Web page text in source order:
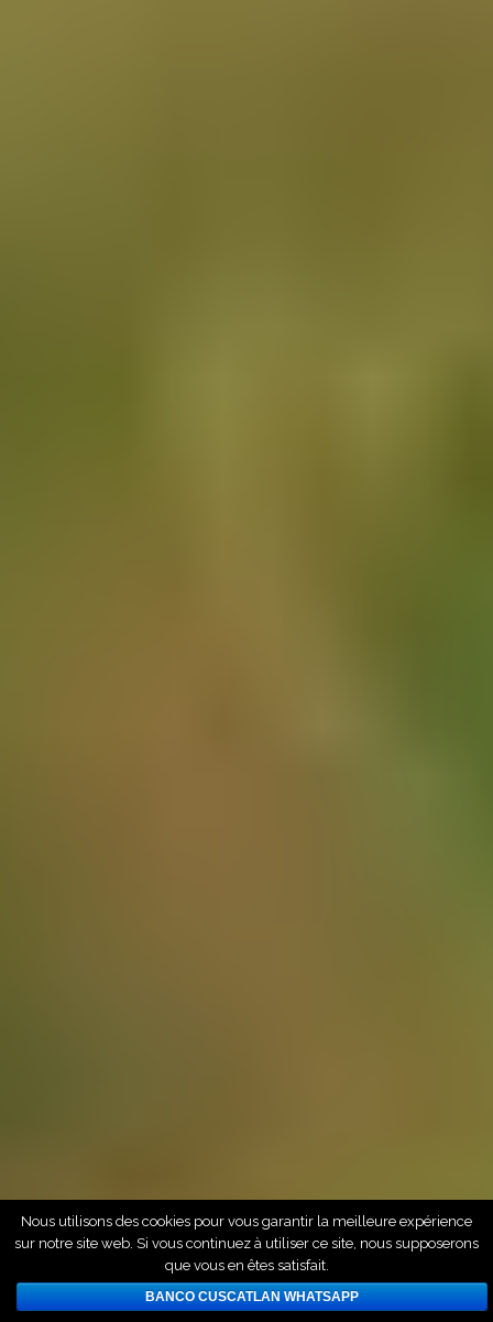
Nous utilisons des cookies pour vous garantir la meilleure expérience
sur notre site web. Si vous continuez à utiliser ce site, nous supposerons
que vous en êtes satisfait.
BANCO CUSCATLAN WHATSAPP